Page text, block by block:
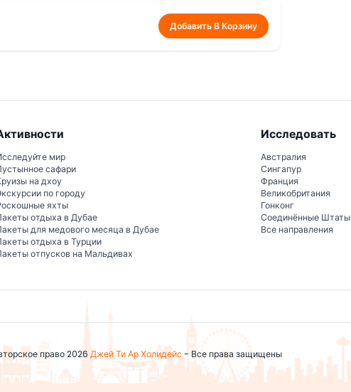
одноразовые носки, снежные ботинки иДобавить В Корзину
мир
сафари
на дхоу
по городу
яхты
отдыха в Дубае
для медового месяца в Дубае
отдыха в Турции
отпусков на Мальдивах
Исследовать
Австралия
Сингапур
Франция
Великобритания
Гонконг
Соединённые Штаты
Все направления
право 2026 Джей Ти Ар Холидейс- Все права защищены